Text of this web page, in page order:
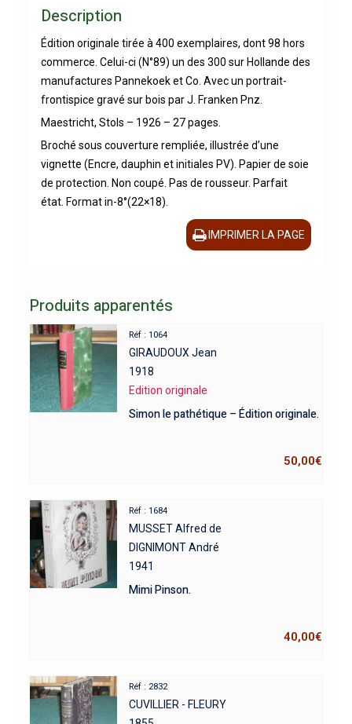
Description
Édition originale tirée à 400 exemplaires, dont 98 hors
commerce. Celui-ci (N°89) un des 300 sur Hollande des
manufactures Pannekoek et Co. Avec un portrait-
frontispice gravé sur bois par J. Franken Pnz.
Maestricht, Stols – 1926 – 27 pages.
Broché sous couverture rempliée, illustrée d’une
vignette (Encre, dauphin et initiales PV). Papier de soie
de protection. Non coupé. Pas de rousseur. Parfait
état. Format in-8°(22×18).
IMPRIMER LA PAGE
Produits apparentés
Réf : 1064
GIRAUDOUX Jean
1918
Edition originale
Simon le pathétique – Édition originale.
50,00€
Réf : 1684
MUSSET Alfred de
DIGNIMONT André
1941
Mimi Pinson.
40,00€
Réf : 2832
CUVILLIER - FLEURY